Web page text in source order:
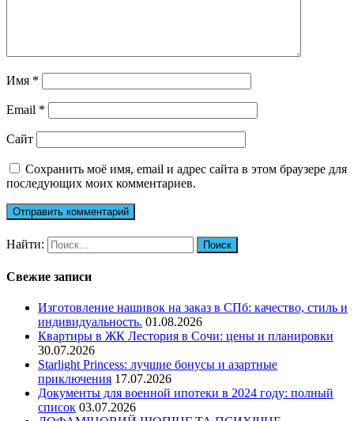
Имя *
Email *
Сайт
Сохранить моё имя, email и адрес сайта в этом браузере для
последующих моих комментариев.
Найти:
Свежие записи
Изготовление нашивок на заказ в СПб: качество, стиль и
индивидуальность. 01.08.2026
Квартиры в ЖК Лестория в Сочи: цены и планировки
30.07.2026
Starlight Princess: лучшие бонусы и азартные
приключения 17.07.2026
Документы для военной ипотеки в 2024 году: полный
список 03.07.2026